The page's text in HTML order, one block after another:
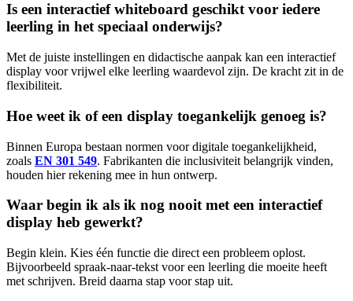
Is een interactief whiteboard geschikt voor iedere
leerling in het speciaal onderwijs?
Met de juiste instellingen en didactische aanpak kan een interactief
display voor vrijwel elke leerling waardevol zijn. De kracht zit in de
flexibiliteit.
Hoe weet ik of een display toegankelijk genoeg is?
Binnen Europa bestaan normen voor digitale toegankelijkheid,
zoals EN 301 549. Fabrikanten die inclusiviteit belangrijk vinden,
houden hier rekening mee in hun ontwerp.
Waar begin ik als ik nog nooit met een interactief
display heb gewerkt?
Begin klein. Kies één functie die direct een probleem oplost.
Bijvoorbeeld spraak-naar-tekst voor een leerling die moeite heeft
met schrijven. Breid daarna stap voor stap uit.